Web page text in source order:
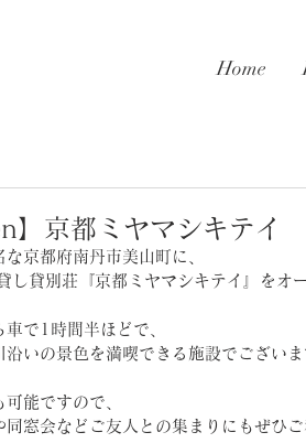
Home
】京都ミヤマシキテイ
京都府南丹市美山町に、
し貸別荘『京都ミヤマシキテイ』をオ
で1時間半ほどで、
いの景色を満喫できる施設でございま
能ですので、
同窓会などご友人との集まりにもぜひご